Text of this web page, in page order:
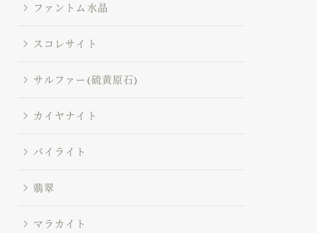
ファントム水晶
スコレサイト
サルファー(硫黄原石)
カイヤナイト
パイライト
翡翠
マラカイト